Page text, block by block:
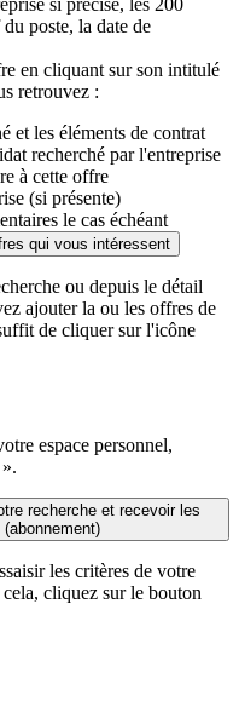
si précisé, les 200
poste, la date de
en cliquant sur son intitulé
retrouvez :
et les éléments de contrat
recherché par l'entreprise
à cette offre
(si présente)
le cas échéant
qui vous intéressent
ou depuis le détail
ajouter la ou les offres de
de cliquer sur l'icône
espace personnel,
recherche et recevoir les
les critères de votre
cliquez sur le bouton